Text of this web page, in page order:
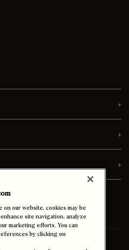
政區 (中文)
on our website, cookies may be
site navigation, analyze
marketing efforts. You can
by clicking on